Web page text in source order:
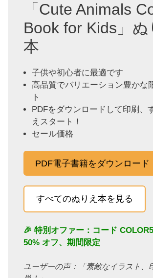
「Cute Animals
Book for Kids」ぬ
本
子供や初心者に最適です
高品質でバリエーション豊かな
ト
PDFをダウンロードして印刷、
えスタート！
セール価格
PDF電子書籍をダウンロード
すべてのぬりえ本を見る
🎉 特別オファー：コード
50% オフ、期間限定
ユーザーの声：「素敵なイラスト、